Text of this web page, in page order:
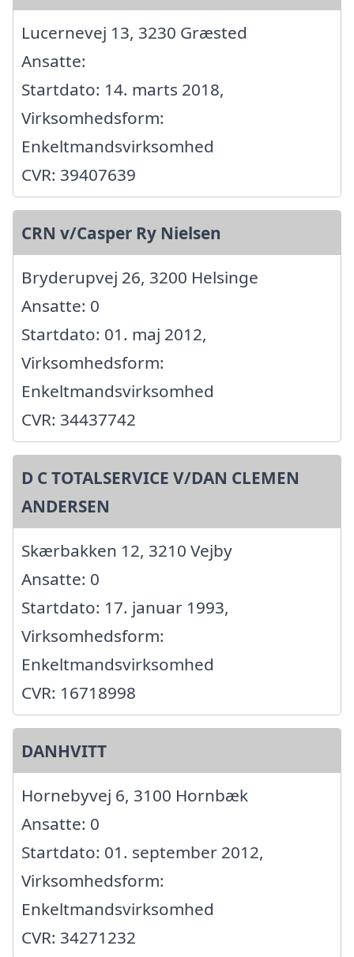
Lucernevej 13, 3230 Græsted
Ansatte:
Startdato: 14. marts 2018,
Virksomhedsform:
Enkeltmandsvirksomhed
CVR: 39407639
CRN v/Casper Ry Nielsen
Bryderupvej 26, 3200 Helsinge
Ansatte: 0
Startdato: 01. maj 2012,
Virksomhedsform:
Enkeltmandsvirksomhed
CVR: 34437742
D C TOTALSERVICE V/DAN CLEMEN
ANDERSEN
Skærbakken 12, 3210 Vejby
Ansatte: 0
Startdato: 17. januar 1993,
Virksomhedsform:
Enkeltmandsvirksomhed
CVR: 16718998
DANHVITT
Hornebyvej 6, 3100 Hornbæk
Ansatte: 0
Startdato: 01. september 2012,
Virksomhedsform:
Enkeltmandsvirksomhed
CVR: 34271232